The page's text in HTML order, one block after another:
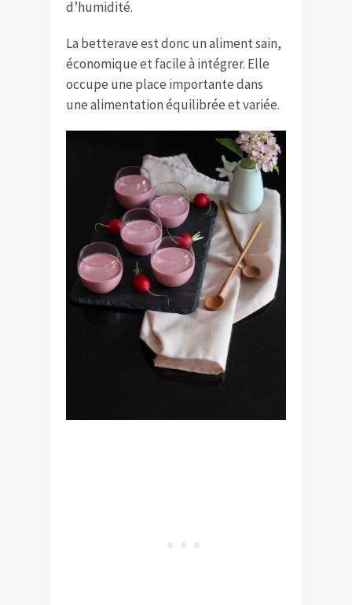
d’humidité.
La betterave est donc un aliment sain,
économique et facile à intégrer. Elle
occupe une place importante dans
une alimentation équilibrée et variée.